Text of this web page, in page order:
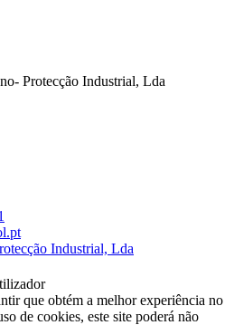
- Protecção Industrial, Lda
Industrial, Lda
que obtém a melhor experiência no
de cookies, este site poderá não